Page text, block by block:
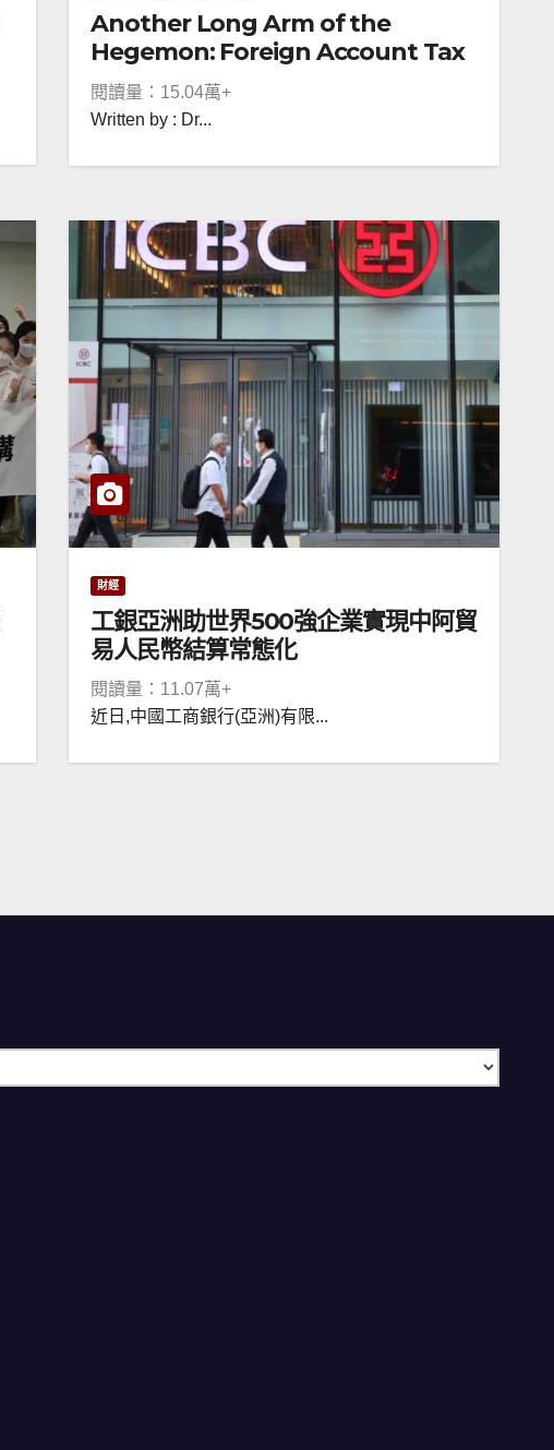
Another Long Arm of the
Hegemon: Foreign Account Tax
Compliance Act
閱讀量：15.04萬+
Written by : Dr...
財經
工銀亞洲助世界500強企業實現中阿貿
易人民幣結算常態化
閱讀量：11.07萬+
近日,中國工商銀行(亞洲)有限...